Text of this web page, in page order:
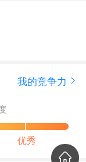
我的竞争力
优秀